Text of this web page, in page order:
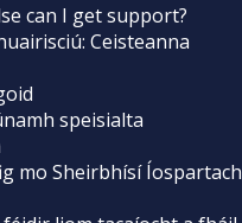
can I get support?
Ceisteanna
speisialta
mo Sheirbhísí Íospartach